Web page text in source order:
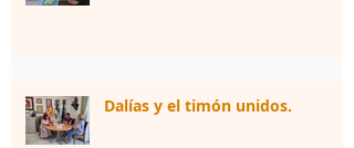
Dalías y el timón unidos.